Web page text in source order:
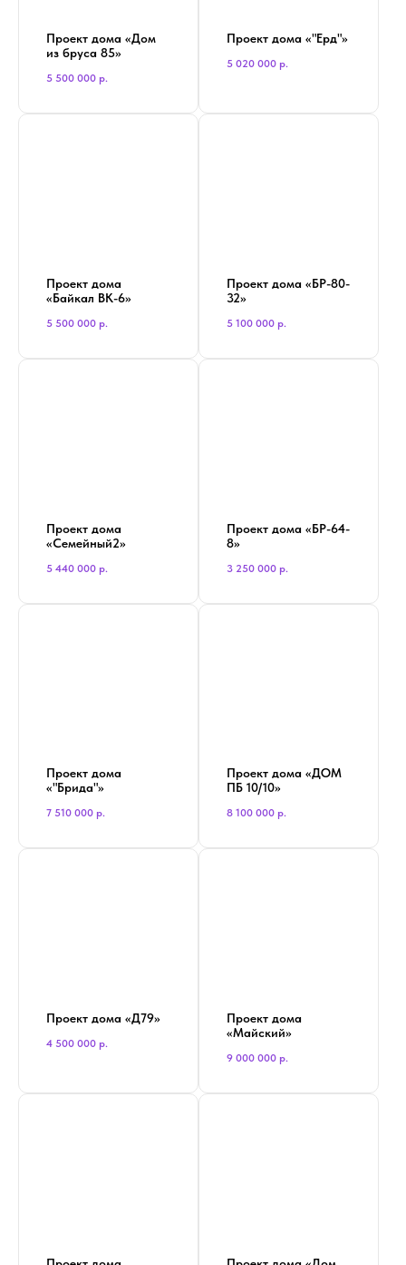
Проект дома «Дом
из бруса 85»
5 500 000 р.
Проект дома «"Ерд"»
5 020 000 р.
Проект дома
«Байкал BK-6»
5 500 000 р.
Проект дома «БР-80-
32»
5 100 000 р.
Проект дома
«Семейный2»
5 440 000 р.
Проект дома «БР-64-
8»
3 250 000 р.
Проект дома
«"Брида"»
7 510 000 р.
Проект дома «ДОМ
ПБ 10/10»
8 100 000 р.
Проект дома «Д79»
4 500 000 р.
Проект дома
«Майский»
9 000 000 р.